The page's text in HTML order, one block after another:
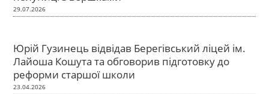
29.07.2026
Юрій Гузинець відвідав Берегівський ліцей ім.
Лайоша Кошута та обговорив підготовку до
реформи старшої школи
23.04.2026